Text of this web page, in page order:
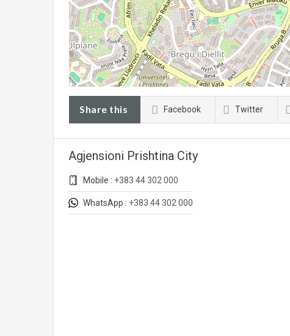
Share this Facebook Twitter
Agjensioni Prishtina City
Mobile : +383 44 302 000
WhatsApp : +383 44 302 000